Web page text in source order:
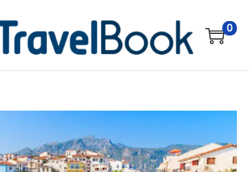
S
p
t
o
S
p
t
o
0